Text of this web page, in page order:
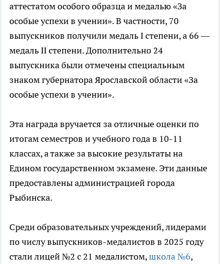
аттестатом особого образца и медалью «За
особые успехи в учении». В частности, 70
выпускников получили медаль I степени, а 66 —
медаль II степени. Дополнительно 24
выпускника были отмечены специальным
знаком губернатора Ярославской области «За
особые успехи в учении».
Эта награда вручается за отличные оценки по
итогам семестров и учебного года в 10-11
классах, а также за высокие результаты на
Едином государственном экзамене. Эти данные
предоставлены администрацией города
Рыбинска.
Среди образовательных учреждений, лидерами
по числу выпускников-медалистов в 2025 году
стали лицей №2 с 21 медалистом,школа №6,